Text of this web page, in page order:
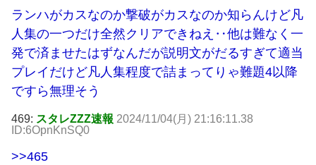
ランハがカスなのか撃破がカスなのか知らんけど凡
人集の一つだけ全然クリアできねえ‥他は難なく一
発で済ませたはずなんだが説明文がだるすぎて適当
プレイだけど凡人集程度で詰まってりゃ難題4以降
ですら無理そう
469: スタレZZZ速報 2024/11/04(月) 21:16:11.38
ID:6OpnKnSQ0
>>465